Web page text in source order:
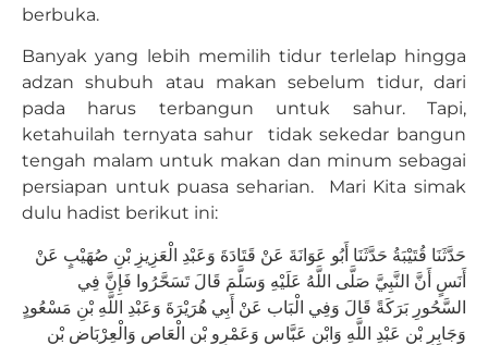
berbuka.
Banyak yang lebih memilih tidur terlelap hingga
adzan shubuh atau makan sebelum tidur, dari
pada harus terbangun untuk sahur. Tapi,
ketahuilah ternyata sahur tidak sekedar bangun
tengah malam untuk makan dan minum sebagai
persiapan untuk puasa seharian. Mari Kita simak
dulu hadist berikut ini:
أَنَسٍ أَنَّ النَّبِيَّ صَلَّى اللَّهُ عَلَيْهِ وَسَلَّمَ قَالَ تَسَحَّرُوا فَإِنَّ فِي
السَّحُورِ بَرَكَةً قَالَ وَفِي الْبَاب عَنْ أَبِي هُرَيْرَةَ وَعَبْدِ اللَّهِ بْنِ مَسْعُودٍ
وَجَابِرِ بْنِ عَبْدِ اللَّهِ وَابْنِ عَبَّاسٍ وَعَمْرِو بْنِ الْعَاصِ وَالْعِرْبَاضِ بْنِ